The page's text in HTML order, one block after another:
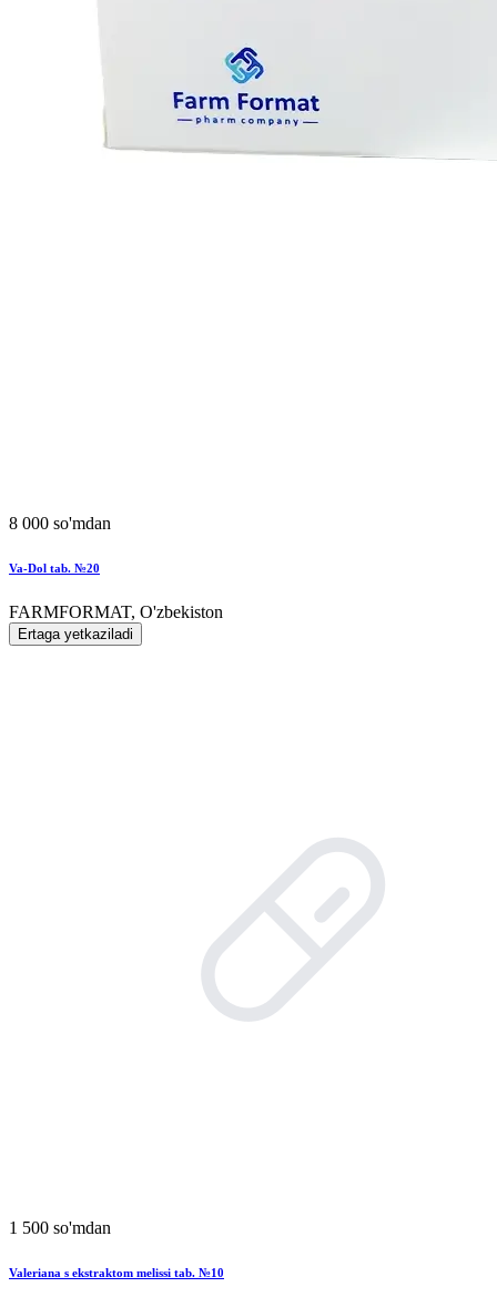
8 000 so'mdan
Va-Dol tab. №20
FARMFORMAT, O'zbekiston
Ertaga yetkaziladi
1 500 so'mdan
Valeriana s ekstraktom melissi tab. №10